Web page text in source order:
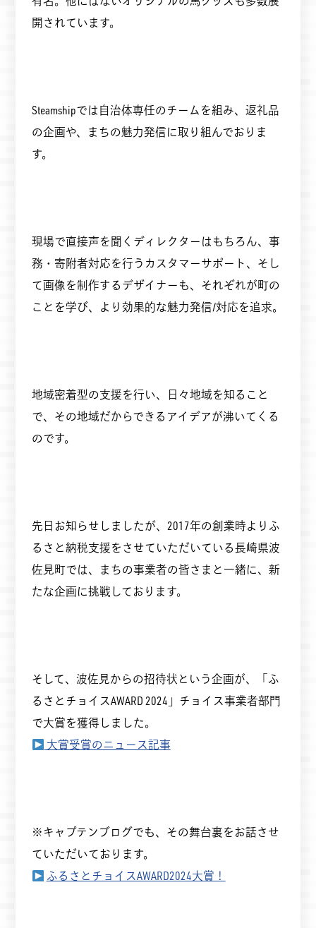
開されています。
Steamshipでは自治体専任のチームを組み、返礼品
の企画や、まちの魅力発信に取り組んでおりま
す。
現場で直接声を聞くディレクターはもちろん、事
務・寄附者対応を行うカスタマーサポート、そし
て画像を制作するデザイナーも、それぞれが町の
ことを学び、より効果的な魅力発信/対応を追求。
地域密着型の支援を行い、日々地域を知ること
で、その地域だからできるアイデアが沸いてくる
のです。
先日お知らせしましたが、2017年の創業時よりふ
るさと納税支援をさせていただいている長崎県波
佐見町では、まちの事業者の皆さまと一緒に、新
たな企画に挑戦しております。
そして、波佐見からの招待状という企画が、「ふ
るさとチョイスAWARD 2024」チョイス事業者部門
で大賞を獲得しました。
大賞受賞のニュース記事
※キャプテンブログでも、その舞台裏をお話させ
ていただいております。
ふるさとチョイスAWARD2024大賞！